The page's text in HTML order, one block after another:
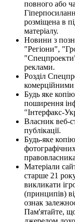
повного або
розміщена в
матеріалу.
Новини з
"Регіони",
реклами.
Розділ
Будь яке
поширення
"Інтерфакс-
Власник веб-
публікації.
Будь-яке
Матеріали
старше 21
викликати
(принципів)
ознак
Пам'ятайте,